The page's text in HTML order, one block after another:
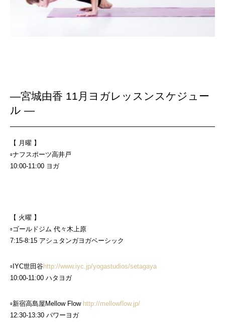
—宮城由香 11月ヨガレッスンスケジュー
ル —
【 月曜 】
▫︎ナフスポーツ高井戸
10:00-11:00 ヨガ
【 火曜 】
▫︎ゴールドジム 代々木上原
7:15-8:15 アシュタンガヨガベーシック
▫︎IYC世田谷http://www.iyc.jp/yogastudios/setagaya
10:00-11:00 ハタヨガ
▫︎新宿高島屋Mellow Flow http://mellowflow.jp/
12:30-13:30 パワーヨガ